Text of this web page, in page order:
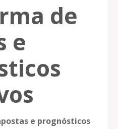
de
e
e prognósticos